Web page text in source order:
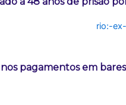
pagamentos em